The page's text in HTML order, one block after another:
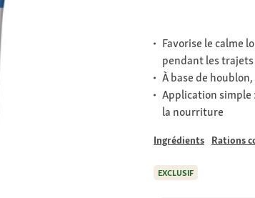
Favorise le calme
pendant les
À base de
Application simple
la nourriture
Ingrédients Rations
EXCLUSIF